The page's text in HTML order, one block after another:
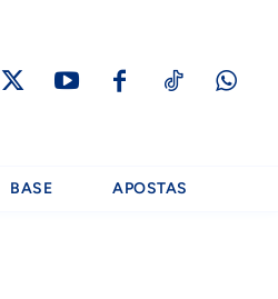
BASE APOSTAS